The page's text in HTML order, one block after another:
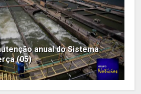
anual do Sistema
(05)